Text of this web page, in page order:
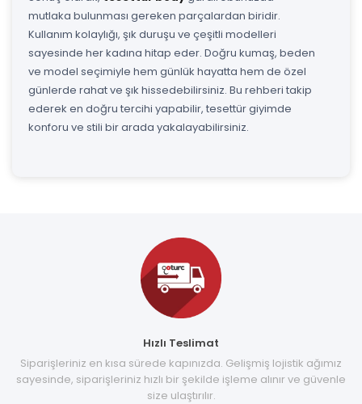
mutlaka bulunması gereken parçalardan biridir.
Kullanım kolaylığı, şık duruşu ve çeşitli modelleri
sayesinde her kadına hitap eder. Doğru kumaş, beden
ve model seçimiyle hem günlük hayatta hem de özel
günlerde rahat ve şık hissedebilirsiniz. Bu rehberi takip
ederek en doğru tercihi yapabilir, tesettür giyimde
konforu ve stili bir arada yakalayabilirsiniz.
Hızlı Teslimat
Siparişleriniz en kısa sürede kapınızda. Gelişmiş lojistik ağımız
sayesinde, siparişleriniz hızlı bir şekilde işleme alınır ve güvenle
size ulaştırılır.